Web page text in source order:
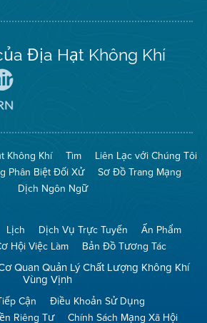
Địa Hạt Không Khí
The
(Bảo
Toàn
Không
Khí)
Mạng
No
Burn
(Không
Đốt)
Không Khí Tìm
Liên Lạc với Chúng Tôi
Phân Biệt Đối Xử
Sơ Đồ Trang Mạng
Dịch Ngôn Ngữ
Lịch Dịch Vụ Trực Tuyến
Ấn Phẩm
Hội Việc Làm Bản Đồ Tương Tác
Quan Quản Lý Chất Lượng Không Khí
Vùng Vịnh
Cận
Điều Khoản Sử Dụng
Riêng Tư
Chính Sách Mạng Xã Hội